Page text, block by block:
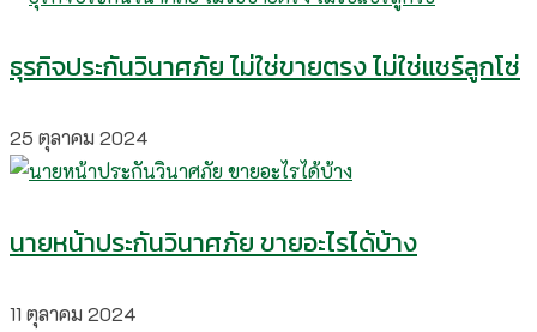
ธุรกิจประกันวินาศภัย ไม่ใช่ขายตรง ไม่ใช่แชร์ลูกโซ่
25 ตุลาคม 2024
นายหน้าประกันวินาศภัย ขายอะไรได้บ้าง
11 ตุลาคม 2024